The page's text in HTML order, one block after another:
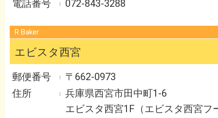
072-843-3288
R Baker
エビスタ西宮
〒662-0973
兵庫県西宮市田中町1-6
エビスタ西宮1F（エビスタ西宮フ